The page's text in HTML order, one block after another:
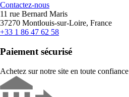
Contactez-nous
11 rue Bernard Maris
37270 Montlouis-sur-Loire, France
+33 1 86 47 62 58
Paiement sécurisé
Achetez sur notre site en toute confiance